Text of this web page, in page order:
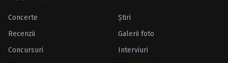
Concerte
Ştiri
Recenzii
Galerii foto
Concursuri
Interviuri